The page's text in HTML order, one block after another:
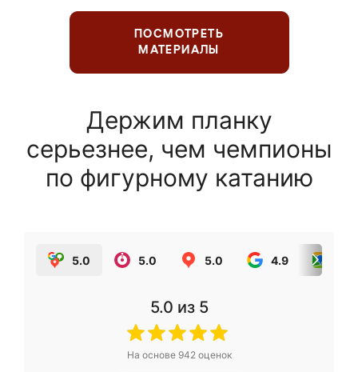
ПОСМОТРЕТЬ
МАТЕРИАЛЫ
Держим планку
серьезнее, чем чемпионы
по фигурному катанию
5.0 5.0 5.0 4.9
5.0 из 5
На основе 942оценок